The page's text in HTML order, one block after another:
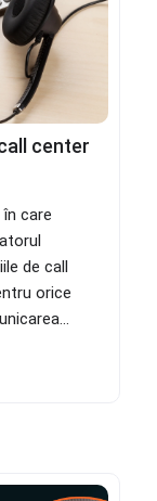
center
care
de call
orice